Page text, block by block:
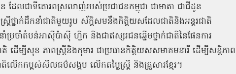
ដែលជាទីគោរពស្រលាញ់របស់ប្រជាជនកម្ពុជា ជាមាតា ជាជីដូន
ត្រីថ្នាក់ដឹកនាំជាតិមួយរូប ស័ក្តិសមនឹងកិត្តិយសដែលជាតិនិងអន្តរជាតិ
ាំប្រចាំតំបន់អាស៊ីប៉ាស៊ី ហ្វិក និងជាឥស្សរជនឆ្នើមថ្នាក់ជាតិនៃផែនការ
តិ ដើម្បីសុខ ភាពស្រ្តីនិងកុមារ ជាប្រធានកិត្តិយសសមាគមនារី ដើម្បីសន្តិភាព
ាតិលើកកម្ពស់សីលធម៌សង្គម លើកតម្លៃស្រ្តី និងគ្រួសារខ្មែរ។